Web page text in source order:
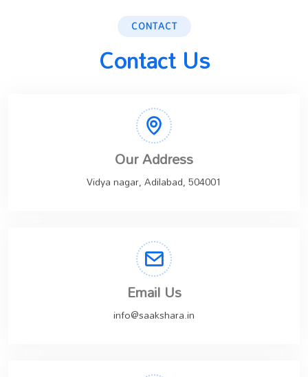
CONTACT
Contact Us
Our Address
Vidya nagar, Adilabad, 504001
Email Us
info@saakshara.in